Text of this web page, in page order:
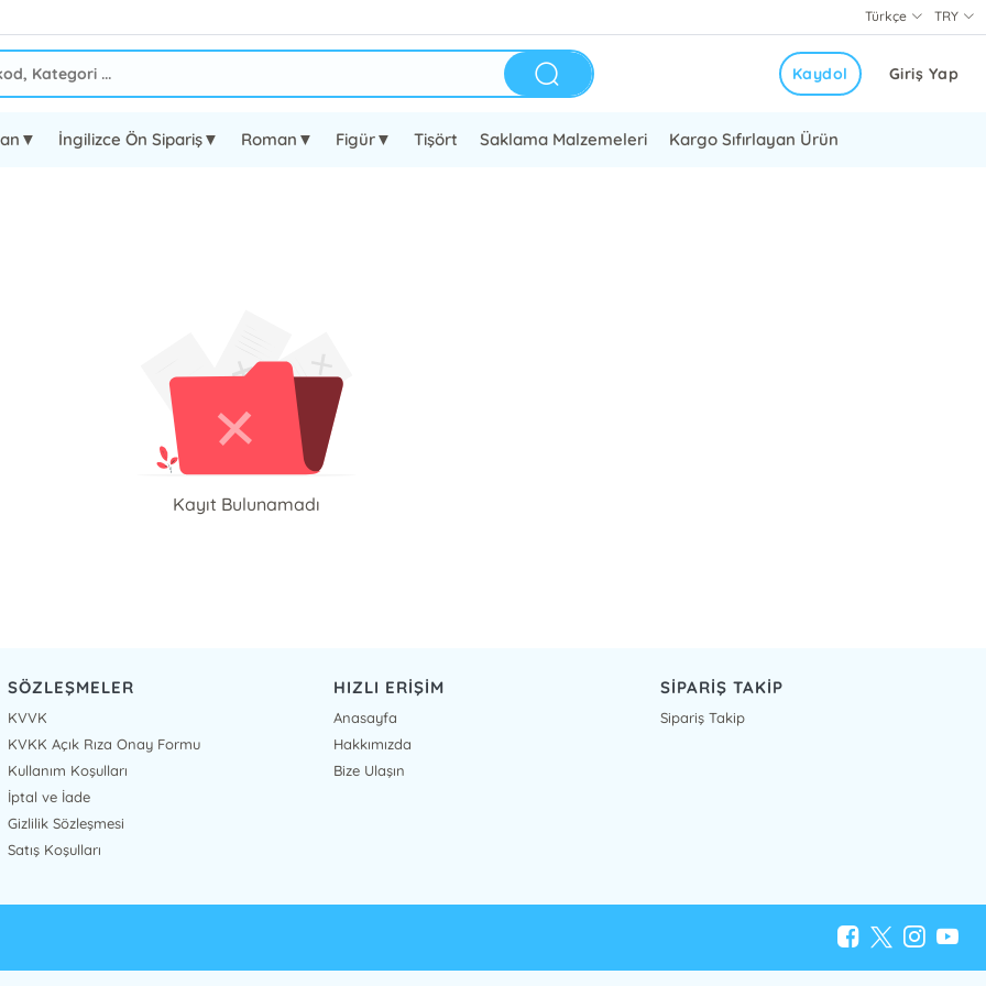
TRY
Türkçe
Giriş Yap
Kaydol
İngilizce Ön Sipariş▼ Roman▼ Figür▼ Tişört Saklama Malzemeleri Kargo Sıfırlayan Ürün
Kayıt Bulunamadı
SÖZLEŞMELER
KVVK
KVKK Açık Rıza Onay Formu
Kullanım Koşulları
İptal ve İade
Gizlilik Sözleşmesi
Satış Koşulları
HIZLI ERİŞİM
Anasayfa
Hakkımızda
Bize Ulaşın
SİPARİŞ TAKİP
Sipariş Takip